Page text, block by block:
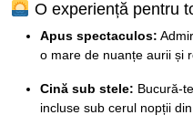
O experiență pentru
Apus spectaculos:
o mare de nuanțe aurii și
Cină sub stele: Bucură-
incluse sub cerul nopții